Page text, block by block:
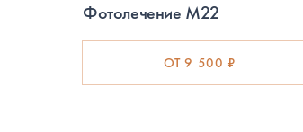
Фотолечение М22
ОТ 9 500 ₽